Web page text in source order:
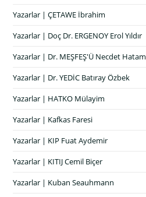
Yazarlar | ÇETAWE İbrahim
Yazarlar | Doç Dr. ERGENOY Erol Yıldır
Yazarlar | Dr. MEŞFEŞ'Ü Necdet Hatam
Yazarlar | Dr. YEDİC Batıray Özbek
Yazarlar | HATKO Mülayim
Yazarlar | Kafkas Faresi
Yazarlar | KIP Fuat Aydemir
Yazarlar | KITIJ Cemil Biçer
Yazarlar | Kuban Seauhmann